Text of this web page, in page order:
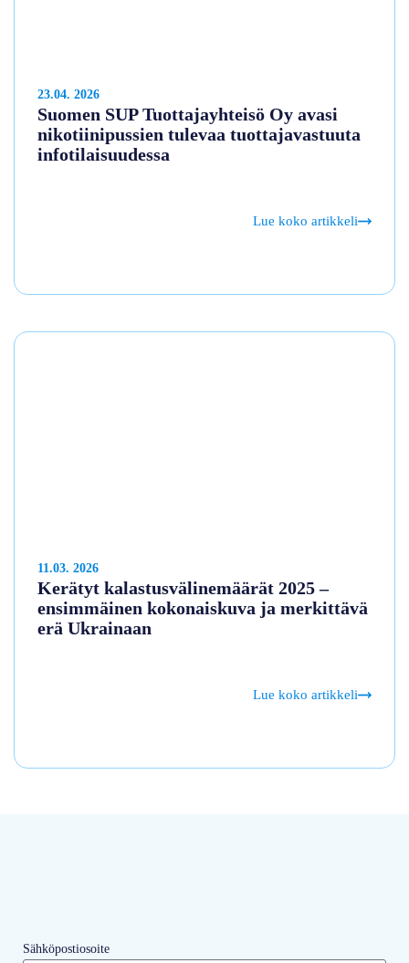
23.04. 2026
Suomen SUP Tuottajayhteisö Oy avasi
nikotiinipussien tulevaa tuottajavastuuta
infotilaisuudessa
Lue koko artikkeli
11.03. 2026
Kerätyt kalastusvälinemäärät 2025 –
ensimmäinen kokonaiskuva ja merkittävä
erä Ukrainaan
Lue koko artikkeli
Sähköpostiosoite